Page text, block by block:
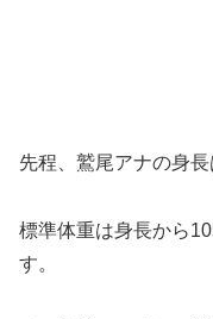
先程、鷲尾アナの身
標準体重は身長から
す。